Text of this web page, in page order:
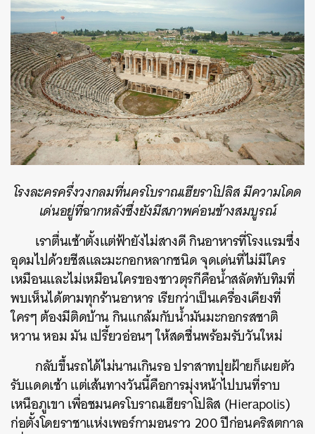
โรงละครครึ่งวงกลมที่นครโบราณเฮียราโปลิส มีความโดด
เด่นอยู่ที่ฉากหลังซึ่งยังมีสภาพค่อนข้างสมบูรณ์
เราตื่นเช้าตั้งแต่ฟ้ายังไม่สางดี กินอาหารที่โรงแรมซึ่ง
อุดมไปด้วยชีสและมะกอกหลากชนิด จุดเด่นที่ไม่มีใคร
เหมือนและไม่เหมือนใครของชาวตุรกีคือน้ำสลัดทับทิมที่
พบเห็นได้ตามทุกร้านอาหาร เรียกว่าเป็นเครื่องเคียงที่
ใครๆ ต้องมีติดบ้าน กินแกล้มกับน้ำมันมะกอกรสชาติ
หวาน หอม มัน เปรี้ยวอ่อนๆ ให้สดชื่นพร้อมรับวันใหม่
กลับขึ้นรถได้ไม่นานเกินรอ ปราสาทปุยฝ้ายก็เผยตัว
รับแดดเช้า แต่เส้นทางวันนี้คือการมุ่งหน้าไปบนที่ราบ
เหนือภูเขา เพื่อชมนครโบราณเฮียราโปลิส (Hierapolis)
ก่อตั้งโดยราชาแห่งเพอร์กามอนราว 200 ปีก่อนคริสตกาล